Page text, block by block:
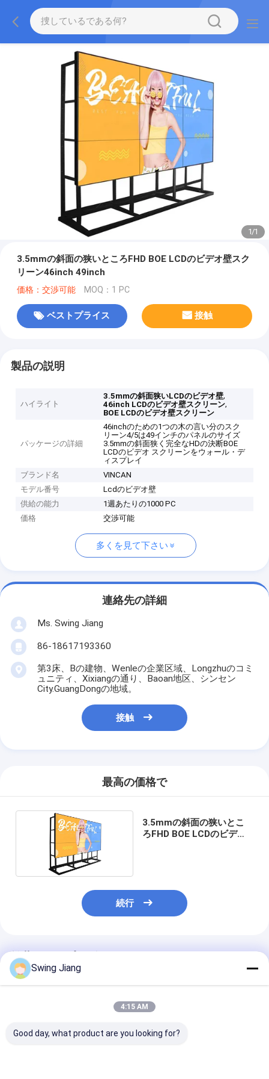
1/1
3.5mmの斜面の狭いところFHD BOE LCDのビデオ壁スク
リーン46inch 49inch
価格：交渉可能 MOQ：1 PC
ベストプライス 接触
製品の説明
ハイライト
3.5mmの斜面狭いLCDのビデオ壁,
46inch LCDのビデオ壁スクリーン,
BOE LCDのビデオ壁スクリーン
パッケージの詳細
46inchのための1つの木の言い分のスク
リーン4/5は49インチのパネルのサイズ
3.5mmの斜面狭く完全なHDの決断BOE
LCDのビデオ スクリーンをウォール・デ
ィスプレイ
ブランド名
VINCAN
モデル番号
Lcdのビデオ壁
供給の能力
1週あたりの1000 PC
価格
交渉可能
多くを見て下さい
連絡先の詳細
Ms. Swing Jiang
86-18617193360
第3床、Bの建物、Wenleの企業区域、Longzhuのコミ
ュニティ、Xixiangの通り、Baoan地区、シンセン
City.GuangDongの地域。
接触
最高の価格で
3.5mmの斜面の狭いとこ
ろFHD BOE LCDのビデオ
続行
推薦されたプロダクト
Swing Jiang
4:15 AM
Good day, what product are you looking for?